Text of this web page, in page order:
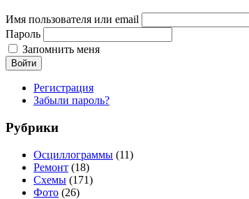
Имя пользователя или email
Пароль
Запомнить меня
Войти
Регистрация
Забыли пароль?
Рубрики
Осциллограммы (11)
Ремонт (18)
Схемы (171)
Фото (26)